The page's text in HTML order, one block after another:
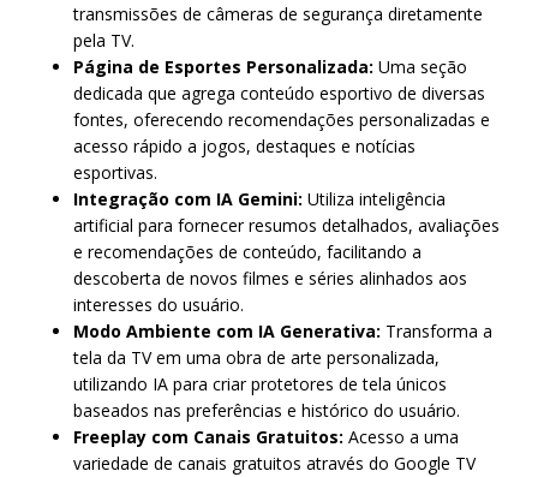
transmissões de câmeras de segurança diretamente
pela TV.
Página de Esportes Personalizada: Uma seção
dedicada que agrega conteúdo esportivo de diversas
fontes, oferecendo recomendações personalizadas e
acesso rápido a jogos, destaques e notícias
esportivas.
Integração com IA Gemini: Utiliza inteligência
artificial para fornecer resumos detalhados, avaliações
e recomendações de conteúdo, facilitando a
descoberta de novos filmes e séries alinhados aos
interesses do usuário.
Modo Ambiente com IA Generativa: Transforma a
tela da TV em uma obra de arte personalizada,
utilizando IA para criar protetores de tela únicos
baseados nas preferências e histórico do usuário.
Freeplay com Canais Gratuitos: Acesso a uma
variedade de canais gratuitos através do Google TV